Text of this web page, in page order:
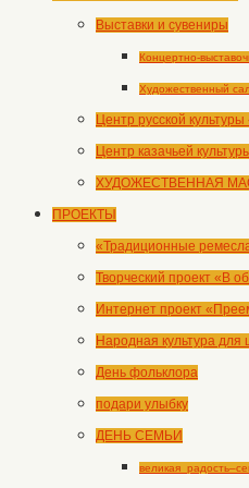
Выставки и сувениры
Концертно-
Художественный
Центр русской
Центр казачьей
ХУДОЖЕСТВЕННАЯ
ПРОЕКТЫ
«Традиционные
Творческий проект «В
Интернет проект
Народная культура для
День фольклора
подари улыбку
ДЕНЬ СЕМЬИ